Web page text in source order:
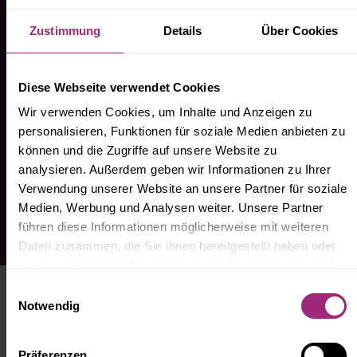
Zustimmung Details Über Cookies
Diese Webseite verwendet Cookies
Wir verwenden Cookies, um Inhalte und Anzeigen zu
personalisieren, Funktionen für soziale Medien anbieten zu
können und die Zugriffe auf unsere Website zu
analysieren. Außerdem geben wir Informationen zu Ihrer
Verwendung unserer Website an unsere Partner für soziale
Medien, Werbung und Analysen weiter. Unsere Partner
führen diese Informationen möglicherweise mit weiteren
Daten zusammen, die Sie ihnen bereitgestellt haben oder
Notwendig
Persönlicher Ansprechpartner
Ein Anwalt - nur für Sie.
Rund-Um-Die-Uhr-Onlineberatung
Über unsere Webseite beraten wir 24/7.
NOCH FRAGEN?
... direkt zur FAQ!